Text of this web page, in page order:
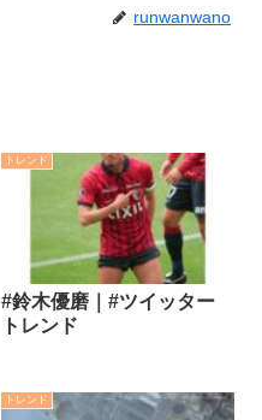
runwanwano
トレンド
#鈴木優磨｜#ツイッター
トレンド
トレンド